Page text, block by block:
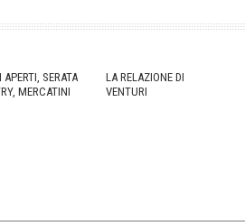
APERTI, SERATA
MERCATINI
LA RELAZIONE DI
VENTURI